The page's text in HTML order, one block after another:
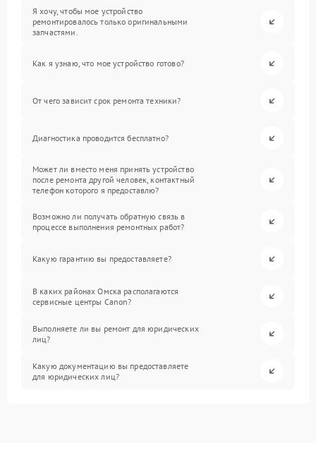
Я хочу, чтобы мое устройство
ремонтировалось только оригинальными
запчастями.
Как я узнаю, что мое устройство готово?
От чего зависит срок ремонта техники?
Диагностика проводится бесплатно?
Может ли вместо меня принять устройство
после ремонта другой человек, контактный
телефон которого я предоставлю?
Возможно ли получать обратную связь в
процессе выполнения ремонтных работ?
Какую гарантию вы предоставляете?
В каких районах Омска располагаются
сервисные центры Canon?
Выполняете ли вы ремонт для юридических
лиц?
Какую документацию вы предоставляете
для юридических лиц?